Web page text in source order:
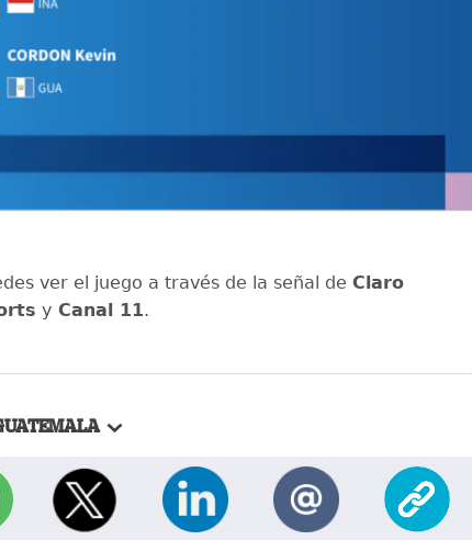
ver el juego a través de la señal de Claro
y Canal 11.